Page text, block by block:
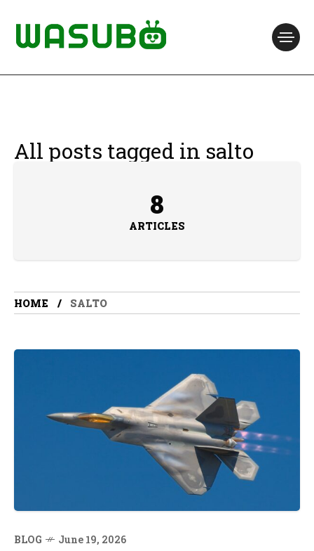
All posts tagged in salto
8
ARTICLES
HOME SALTO
BLOG June 19, 2026